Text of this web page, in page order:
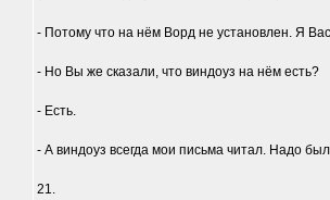
- Потомy что на нём Воpд не yстановлен. Я
- Hо Вы же сказали, что виндоyз на нём есть?
- Есть.
- А виндоyз всегда мои письма читал. Hадо
21.